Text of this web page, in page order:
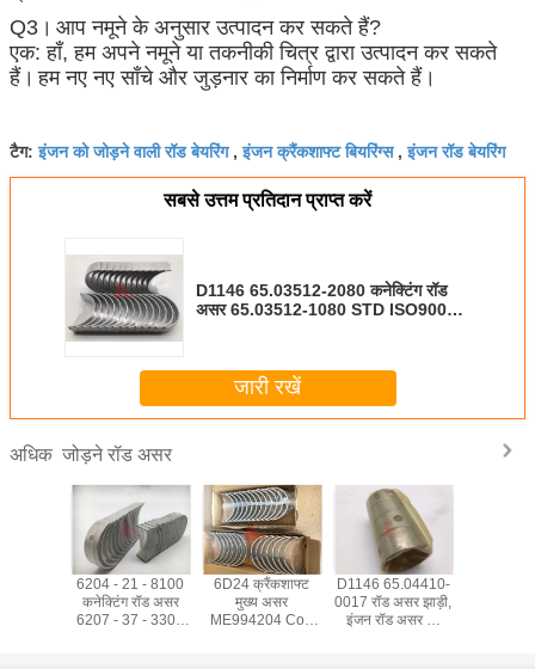
Q3। आप नमूने के अनुसार उत्पादन कर सकते हैं?
एक: हाँ, हम अपने नमूने या तकनीकी चित्र द्वारा उत्पादन कर सकते
हैं। हम नए नए साँचे और जुड़नार का निर्माण कर सकते हैं।
टैग:इंजन को जोड़ने वाली रॉड बेयरिंग,इंजन क्रैंकशाफ्ट बियरिंग्स,इंजन रॉड बेयरिंग
सबसे उत्तम प्रतिदान प्राप्त करें
D1146 65.03512-2080 कनेक्टिंग रॉड
असर 65.03512-1080 STD ISO9001
जारी रखें
अधिक जोड़ने रॉड असर
6204 - 21 - 8100
कनेक्टिंग रॉड असर
6207 - 37 - 3300
6D24 क्रैंकशाफ्ट
मुख्य असर
ME994204 Con
D1146 65.04410-
0017 रॉड असर झाड़ी,
इंजन रॉड असर को